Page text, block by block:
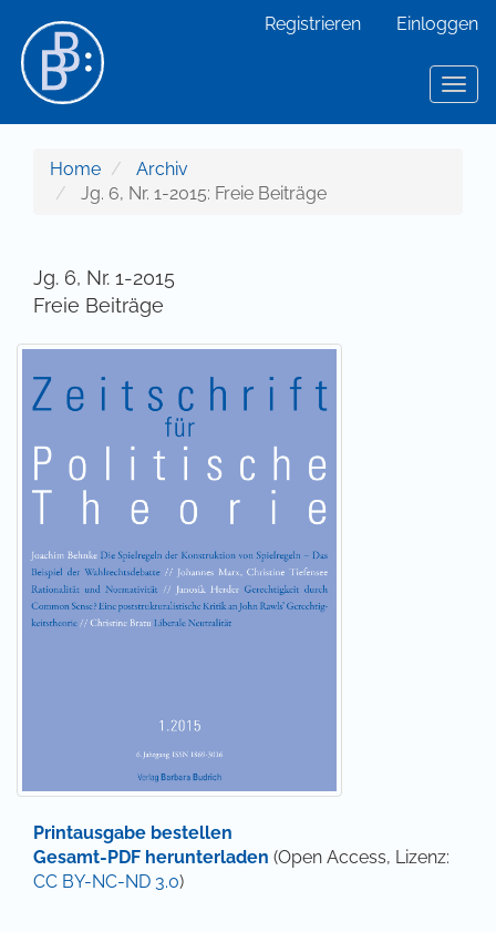
Hauptinhalt
Sidebar
Registrieren Einloggen
Home
Archiv
Jg. 6, Nr. 1-2015: Freie Beiträge
Jg. 6, Nr. 1-2015
Freie Beiträge
Printausgabe bestellen
Gesamt-PDF herunterladen (Open Access, Lizenz:
CC BY-NC-ND 3.0)